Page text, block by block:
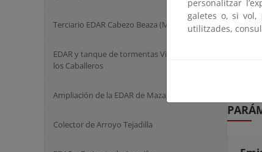
Terciario EDAR Cabezo Beaza (Murcia)
EDAR y tanque de tormentas Villafranca de
los Caballeros
Ampliación de la EDAR de Mazagón
Colector de Arroyo Tejadilla
personalitzar
galetes o, si vol,
utilitzades,